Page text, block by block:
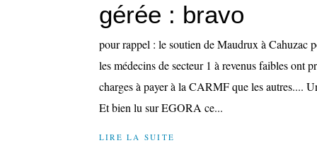
gérée : bravo
pour rappel : le soutien de Maudrux à Cahuzac
les médecins de secteur 1 à revenus faibles ont
charges à payer à la CARMF que les autres....
Et bien lu sur EGORA ce...
LIRE LA SUITE